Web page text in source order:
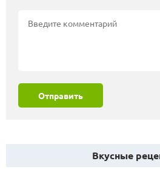
Отправить
Вкусные